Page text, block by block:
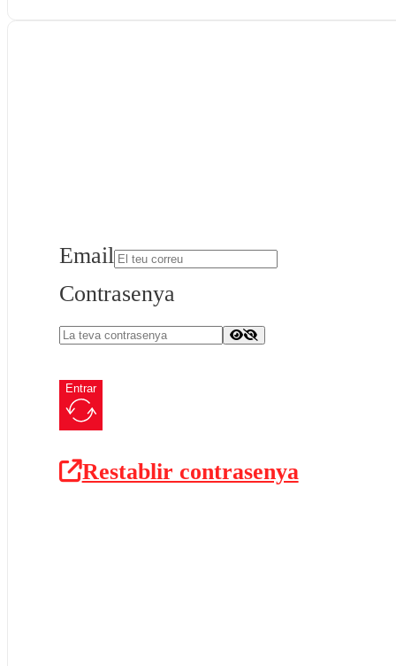
Email
Contrasenya
Entrar
Restablir contrasenya